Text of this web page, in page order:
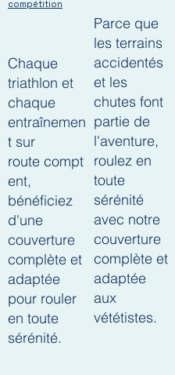
Chaque
triathlon et
chaque
entraînemen
t sur
route compt
ent,
bénéficiez
d'une
couverture
complète et
adaptée
pour rouler
en toute
sérénité.
compétition
Parce que
les terrains
accidentés
et les
chutes font
partie de
l'aventure,
roulez en
toute
sérénité
avec notre
couverture
complète et
adaptée
aux
vététistes.